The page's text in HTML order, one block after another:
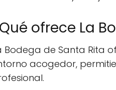
ofrece La
Bodega de Santa Rita
acogedor,